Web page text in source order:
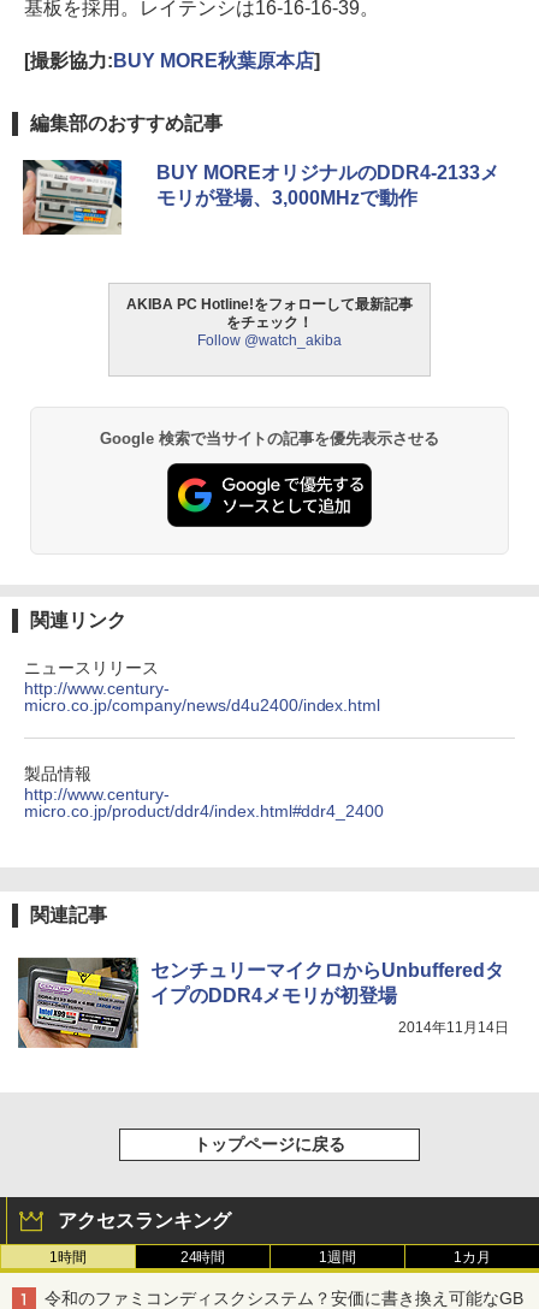
基板を採用。レイテンシは16-16-16-39。
[撮影協力: BUY MORE秋葉原本店]
編集部のおすすめ記事
BUY MOREオリジナルのDDR4-2133メ
モリが登場、3,000MHzで動作
AKIBA PC Hotline!をフォローして最新記事
をチェック！
Follow @watch_akiba
Google 検索で当サイトの記事を優先表示させる
関連リンク
ニュースリリース
http://www.century-
micro.co.jp/company/news/d4u2400/index.html
製品情報
http://www.century-
micro.co.jp/product/ddr4/index.html#ddr4_2400
関連記事
センチュリーマイクロからUnbufferedタ
イプのDDR4メモリが初登場
2014年11月14日
トップページに戻る
アクセスランキング
1時間 24時間 1週間 1カ月
令和のファミコンディスクシステム？安価に書き換え可能なGB